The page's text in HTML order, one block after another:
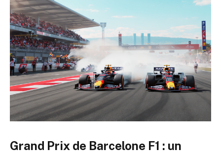
Grand Prix de Barcelone F1 : un